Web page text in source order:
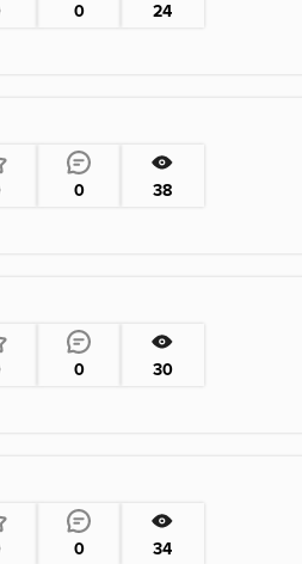
0 24
0 38
0 30
0 34